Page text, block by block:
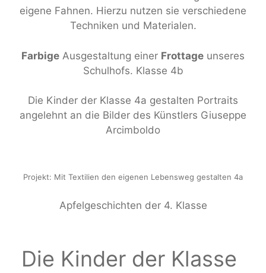
eigene Fahnen. Hierzu nutzen sie verschiedene
Techniken und Materialen.
Farbige Ausgestaltung einer Frottage unseres
Schulhofs. Klasse 4b
Die Kinder der Klasse 4a gestalten Portraits
angelehnt an die Bilder des Künstlers Giuseppe
Arcimboldo
Projekt: Mit Textilien den eigenen Lebensweg gestalten 4a
Apfelgeschichten der 4. Klasse
Die Kinder der Klasse